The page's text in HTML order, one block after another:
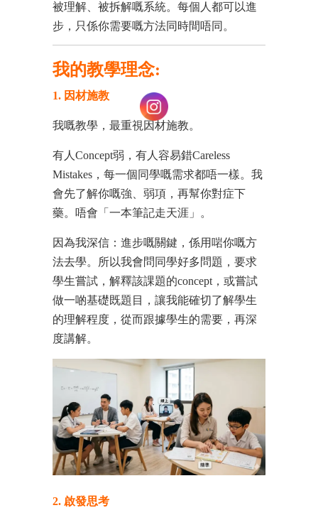
被理解、被拆解嘅系統。每個人都可以進
步，只係你需要嘅方法同時間唔同。
我的教學理念:
1. 因材施教
我嘅教學，最重視因材施教。
有人Concept弱，有人容易錯Careless
Mistakes，每一個同學嘅需求都唔一樣。我
會先了解你嘅強、弱項，再幫你對症下
藥。唔會「一本筆記走天涯」。
因為我深信：進步嘅關鍵，係用啱你嘅方
法去學。所以我會問同學好多問題，要求
學生嘗試，解釋該課題的concept，或嘗試
做一啲基礎既題目，讓我能確切了解學生
的理解程度，從而跟據學生的需要，再深
度講解。
2. 啟發思考